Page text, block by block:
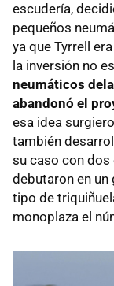
escudería,
pequeños
ya que Tyrrell
la inversión no
neumáticos
abandonó el
esa idea
también
su caso con dos
debutaron en un
tipo de
monoplaza el